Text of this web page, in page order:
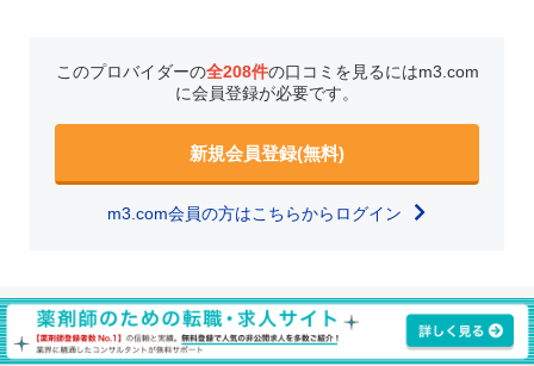
このプロバイダーの全208件の口コミを見るにはm3.com
に会員登録が必要です。
新規会員登録(無料)
m3.com会員の方はこちらからログイン